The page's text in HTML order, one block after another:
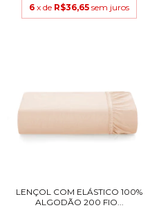
6 x de R$36,65 sem juros
LENÇOL COM ELÁSTICO 100%
ALGODÃO 200 FIO...